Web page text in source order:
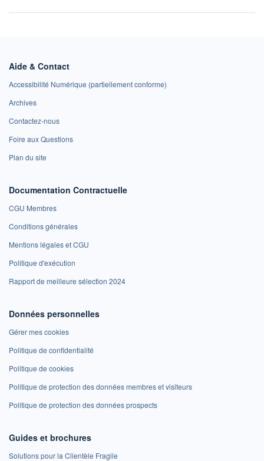
Aide & Contact
Accessibilité Numérique (partiellement conforme)
Archives
Contactez-nous
Foire aux Questions
Plan du site
Documentation Contractuelle
CGU Membres
Conditions générales
Mentions légales et CGU
Politique d'exécution
Rapport de meilleure sélection 2024
Données personnelles
Gérer mes cookies
Politique de confidentialité
Politique de cookies
Politique de protection des données membres et visiteurs
Politique de protection des données prospects
Guides et brochures
Solutions pour la Clientèle Fragile